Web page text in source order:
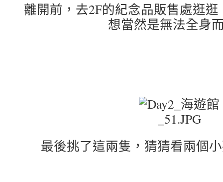
離開前，去2F的紀念品販售處逛
想當然是無法全身
最後挑了這兩隻，猜猜看兩個